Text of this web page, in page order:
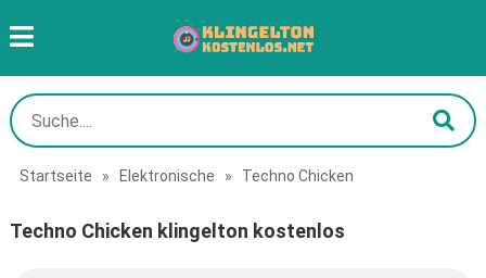
Startseite » Elektronische » Techno Chicken
Techno Chicken klingelton kostenlos